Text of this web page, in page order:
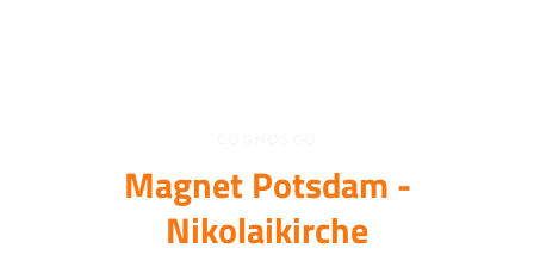
Magnet Potsdam -
Nikolaikirche